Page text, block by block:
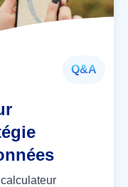
Q&A
calculateur